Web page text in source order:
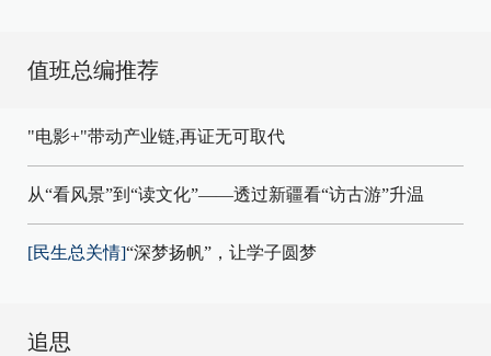
值班总编推荐
"电影+"带动产业链,再证无可取代
从“看风景”到“读文化”——透过新疆看“访古游”升温
[民生总关情]“深梦扬帆”，让学子圆梦
追思